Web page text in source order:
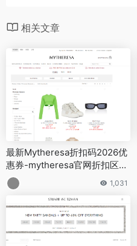
相关文章
最新Mytheresa折扣码2026优
惠券-mytheresa官网折扣区低
至4折+额外6折促销
1,031